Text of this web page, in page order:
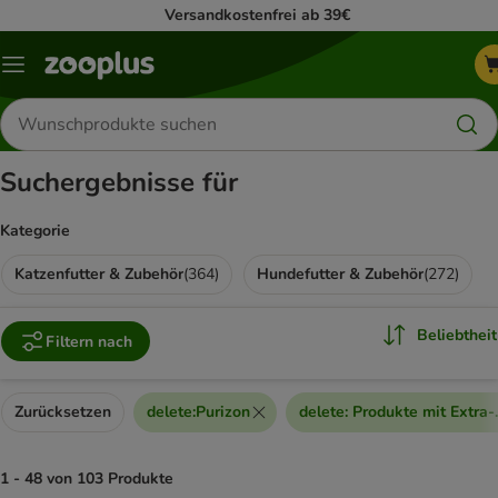
Versandkostenfrei ab 39€
Menü
Produkte
suchen
Suchergebnisse für
Kategorie
Katzenfutter & Zubehör(364) Hundefutter & Zubehör(272)
Filtern nach Beliebtheit
Zurücksetzen delete:Purizon delete: Produkte mit
1 - 48 von 103 Produkte